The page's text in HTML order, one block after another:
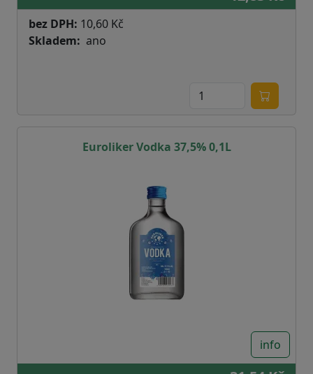
bez DPH: 10,60 Kč
Skladem
ano
Euroliker Vodka 37,5% 0,1L
info